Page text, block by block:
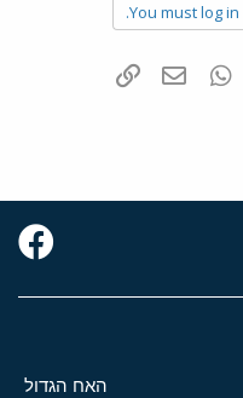
You must log
Tumblr
WhatsAppדואר אלקטרוני
האח הגדול